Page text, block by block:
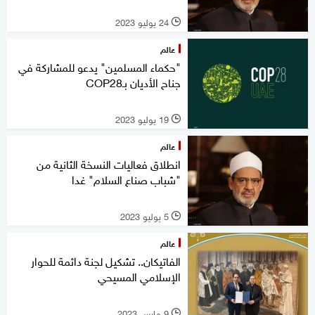
l 24 يوليو 2023
عالم
"حكماء المسلمين" يدعو للمشاركة في
جناح الأديان بـCOP28
l 19 يوليو 2023
عالم
انطلاق فعاليات النسخة الثانية من
"شباب صناع السلام" غدا
l 5 يوليو 2023
عالم
الفاتيكان.. تشكيل لجنة دائمة للحوار
الإسلامي المسيحي
l